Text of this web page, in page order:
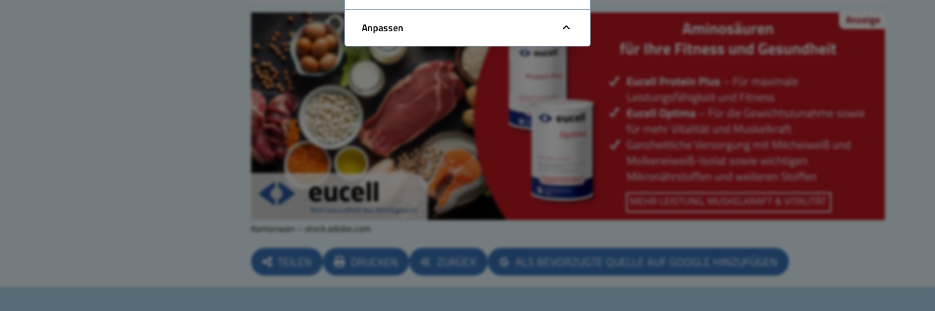
Kamonwan – stock.adobe.com
TEILEN DRUCKEN ZURÜCK ALS BEVORZUGTE QUELLE AUF GOOGLE HINZUFÜGEN
Anpassen